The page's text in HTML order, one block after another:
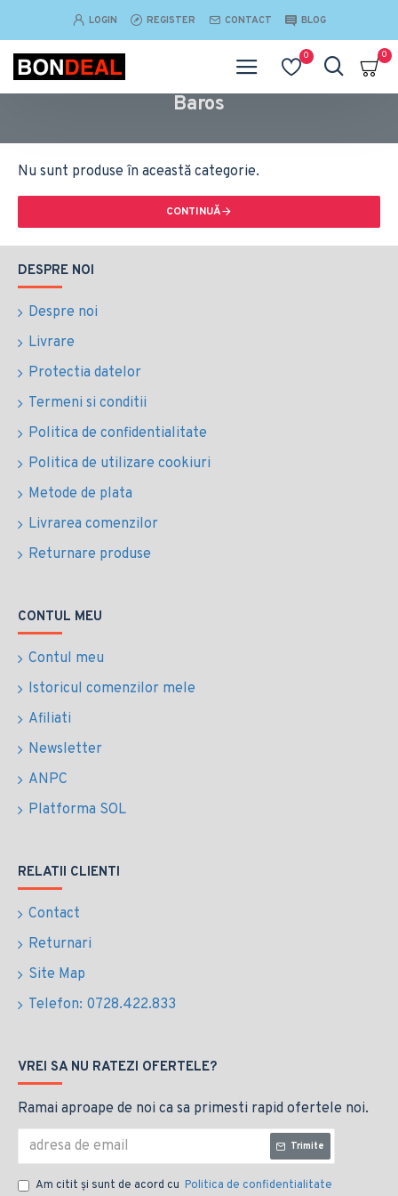
LOGIN REGISTER CONTACT BLOG
0 0
Baros
Nu sunt produse în această categorie.
CONTINUĂ
DESPRE NOI
Despre noi
Livrare
Protectia datelor
Termeni si conditii
Politica de confidentialitate
Politica de utilizare cookiuri
Metode de plata
Livrarea comenzilor
Returnare produse
CONTUL MEU
Contul meu
Istoricul comenzilor mele
Afiliati
Newsletter
ANPC
Platforma SOL
RELATII CLIENTI
Contact
Returnari
Site Map
Telefon: 0728.422.833
VREI SA NU RATEZI OFERTELE?
Ramai aproape de noi ca sa primesti rapid ofertele noi.
Trimite
Am citit şi sunt de acord cu Politica de confidentialitate